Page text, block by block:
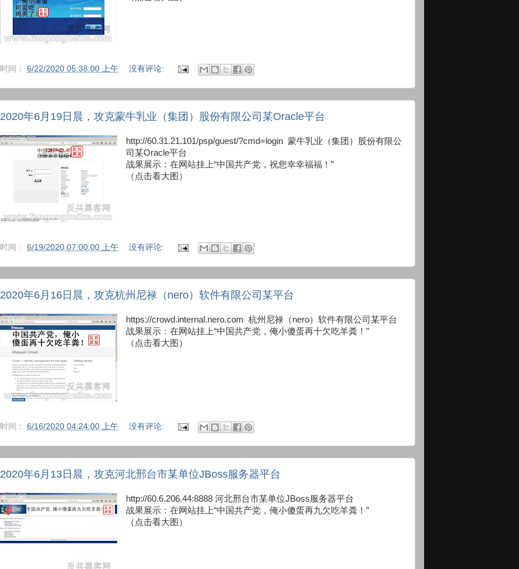
时间： 6/22/2020 05:38:00 上午 没有评论:
2020年6月19日晨，攻克蒙牛乳业（集团）股份有限公司某Oracle平台
http://60.31.21.101/psp/guest/?cmd=login 蒙牛乳业（集团）股份有限公
司某Oracle平台
战果展示：在网站挂上“中国共产党，祝您幸幸福福！”
（点击看大图）
时间： 6/19/2020 07:00:00 上午 没有评论:
2020年6月16日晨，攻克杭州尼禄（nero）软件有限公司某平台
https://crowd.internal.nero.com 杭州尼禄（nero）软件有限公司某平台
战果展示：在网站挂上“中国共产党，俺小傻蛋再十欠吃羊粪！”
（点击看大图）
时间： 6/16/2020 04:24:00 上午 没有评论:
2020年6月13日晨，攻克河北邢台市某单位JBoss服务器平台
http://60.6.206.44:8888 河北邢台市某单位JBoss服务器平台
战果展示：在网站挂上“中国共产党，俺小傻蛋再九欠吃羊粪！”
（点击看大图）